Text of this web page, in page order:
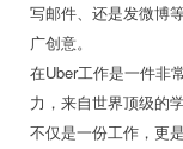
写邮件、还是发微博
广创意。
在Uber工作是一件非
力，来自世界顶级的
不仅是一份工作，更